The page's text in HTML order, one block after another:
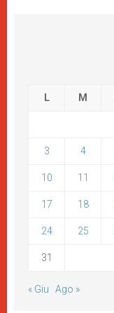
L M
3 4
10 11
17 18
24 25
31
« Giu Ago »